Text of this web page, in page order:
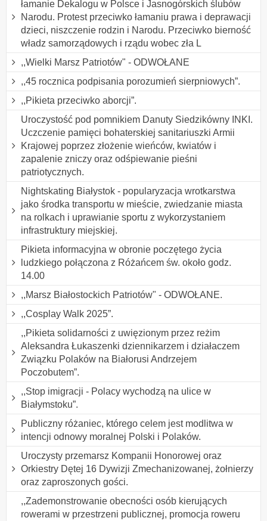
łamanie Dekalogu w Polsce i Jasnogórskich ślubów
Narodu. Protest przeciwko łamaniu prawa i deprawacji
dzieci, niszczenie rodzin i Narodu. Przeciwko bierność
władz samorządowych i rządu wobec zła L
,,Wielki Marsz Patriotów" - ODWOŁANE
,,45 rocznica podpisania porozumień sierpniowych”.
,,Pikieta przeciwko aborcji”.
Uroczystość pod pomnikiem Danuty Siedzikówny INKI.
Uczczenie pamięci bohaterskiej sanitariuszki Armii
Krajowej poprzez złożenie wieńców, kwiatów i
zapalenie zniczy oraz odśpiewanie pieśni
patriotycznych.
Nightskating Białystok - popularyzacja wrotkarstwa
jako środka transportu w mieście, zwiedzanie miasta
na rolkach i uprawianie sportu z wykorzystaniem
infrastruktury miejskiej.
Pikieta informacyjna w obronie poczętego życia
ludzkiego połączona z Różańcem św. około godz.
14.00
,,Marsz Białostockich Patriotów" - ODWOŁANE.
,,Cosplay Walk 2025”.
,,Pikieta solidarności z uwięzionym przez reżim
Aleksandra Łukaszenki dziennikarzem i działaczem
Związku Polaków na Białorusi Andrzejem
Poczobutem”.
,,Stop imigracji - Polacy wychodzą na ulice w
Białymstoku”.
Publiczny różaniec, którego celem jest modlitwa w
intencji odnowy moralnej Polski i Polaków.
Uroczysty przemarsz Kompanii Honorowej oraz
Orkiestry Dętej 16 Dywizji Zmechanizowanej, żołnierzy
oraz zaproszonych gości.
,,Zademonstrowanie obecności osób kierujących
rowerami w przestrzeni publicznej, promocja roweru